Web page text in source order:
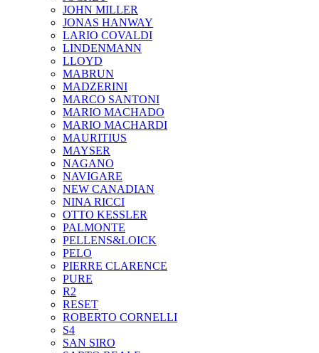
JOHN MILLER
JONAS HANWAY
LARIO COVALDI
LINDENMANN
LLOYD
MABRUN
MADZERINI
MARCO SANTONI
MARIO MACHADO
MARIO MACHARDI
MAURITIUS
MAYSER
NAGANO
NAVIGARE
NEW CANADIAN
NINA RICCI
OTTO KESSLER
PALMONTE
PELLENS&LOICK
PELO
PIERRE CLARENCE
PURE
R2
RESET
ROBERTO CORNELLI
S4
SAN SIRO